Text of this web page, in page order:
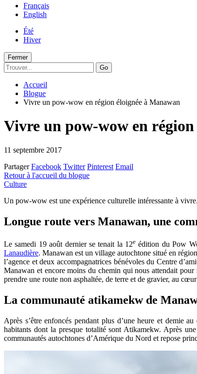
Français
English
Été
Hiver
Fermer
Go
Accueil
Blogue
Vivre un pow-wow en région éloignée à Manawan
Vivre un pow-wow en
11 septembre 2017
Partager Facebook Twitter Pinterest Email
Retour à l'accueil du blogue
Culture
Un pow-wow est une expérience culturelle intéressante à
Longue route vers Manawan, une
Le samedi 19 août dernier se tenait la 12e édition du Pow
Lanaudière. Manawan est un village autochtone situé en
l’agence et deux accompagnatrices bénévoles du Centre
Manawan et encore moins du chemin qui nous attendait
prendre une route non asphaltée, de terre et de gravier, au
La communauté atikamekw de
Après s’être enfoncés pendant plus d’une heure et demie
habitants dont la presque totalité sont Atikamekw. Après
communautés autochtones d’Amérique du Nord et repose